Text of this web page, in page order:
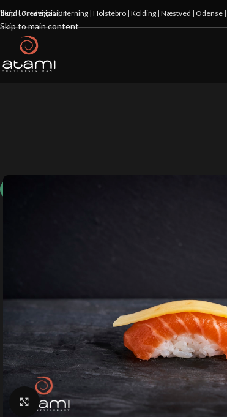
Skip to navigation
Skip to main content
|Fredericia|Herning | Holstebro | Kolding | Næstved | Odense |
Klik for at forstørre